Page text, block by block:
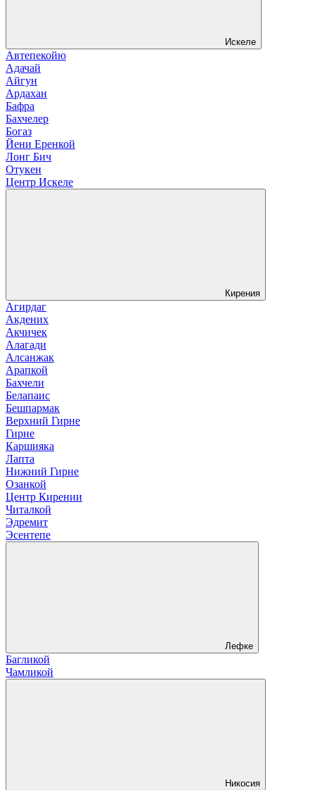
Искеле
Автепекойю
Адачай
Айгун
Ардахан
Бафра
Бахчелер
Богаз
Йени Еренкой
Лонг Бич
Отукен
Центр Искеле
Кирения
Агирдаг
Акдених
Акчичек
Алагади
Алсанжак
Арапкой
Бахчели
Белапаис
Бешпармак
Верхний Гирне
Гирне
Каршияка
Лапта
Нижний Гирне
Озанкой
Центр Кирении
Читалкой
Эдремит
Эсентепе
Лефке
Багликой
Чамликой
Никосия